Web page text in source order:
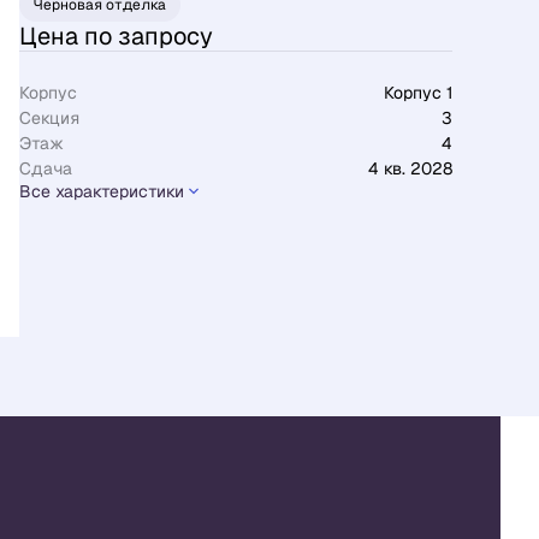
Черновая отделка
Цена по запросу
Корпус
Корпус 1
Секция
3
Этаж
4
Сдача
4 кв. 2028
Все характеристики